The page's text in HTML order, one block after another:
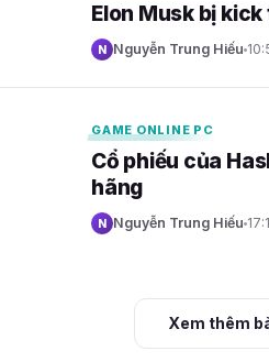
Elon Musk bị
N Nguyễn Trung Hiếu
GAME ONLINE PC
Cổ phiếu của
hãng
N Nguyễn Trung Hiếu
Xem thêm